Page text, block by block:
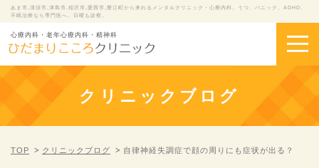
あま市,清須市,津島市,稲沢市,愛西市,蟹江町から来れるメンタルクリニック・心療内科。うつ、パニック、ADHD、
不眠治療なら専門医へ。日曜も診察。
心療内科・老年心療内科・精神科
クリニックブログ
TOP クリニックブログ 自律神経失調症で顔の周りにも症状が出る？